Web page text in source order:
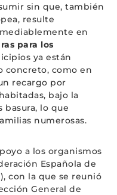
sin que, también
resulte
en
para los
ya están
concreto, como en
recargo por
bajo la
basura, lo que
numerosas.
a los organismos
Española de
con la que se reunió
General de